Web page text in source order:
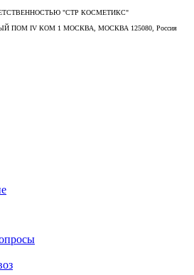
"СТР КОСМЕТИКС"
ПОМ IV КОМ 1 МОСКВА, МОСКВА 125080, Россия